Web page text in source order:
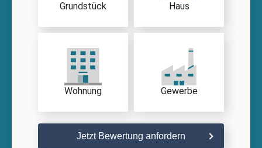
Grundstück Haus
Wohnung Gewerbe
Jetzt Bewertung anfordern